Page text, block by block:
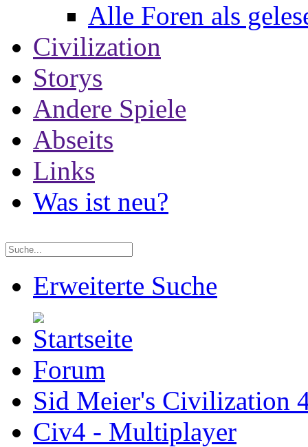
Alle Foren als
Civilization
Storys
Andere Spiele
Abseits
Links
Was ist neu?
Erweiterte Suche
Forum
Sid Meier's Civilization
Civ4 - Multiplayer